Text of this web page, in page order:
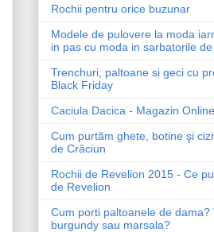
Rochii pentru orice buzunar
Modele de pulovere la moda
in pas cu moda in sarbatorile
Trenchuri, paltoane si geci cu
Black Friday
Caciula Dacica - Magazin Online
Cum purtăm ghete, botine şi
de Crăciun
Rochii de Revelion 2015 - Ce
de Revelion
Cum porti paltoanele de dama?
burgundy sau marsala?